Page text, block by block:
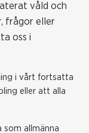
våld och
frågor eller
oss i
i vårt fortsatta
eller att alla
som allmänna